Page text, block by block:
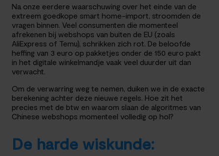
Na onze eerdere waarschuwing over het einde van de
extreem goedkope smart home-import, stroomden de
vragen binnen. Veel consumenten die momenteel
afrekenen bij webshops van buiten de EU (zoals
AliExpress of Temu), schrikken zich rot. De beloofde
heffing van 3 euro op pakketjes onder de 150 euro pakt
in het digitale winkelmandje vaak veel duurder uit dan
verwacht.
Om de verwarring weg te nemen, duiken we in de exacte
berekening achter deze nieuwe regels. Hoe zit het
precies met de btw en waarom slaan de algoritmes van
Chinese webshops momenteel volledig op hol?
De harde wiskunde: